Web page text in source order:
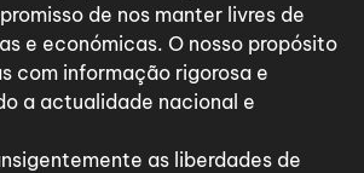
de nos manter livres de
e económicas. O nosso propósito
com informação rigorosa e
a actualidade nacional e
as liberdades de